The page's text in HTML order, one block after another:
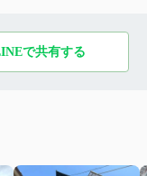
で共有する